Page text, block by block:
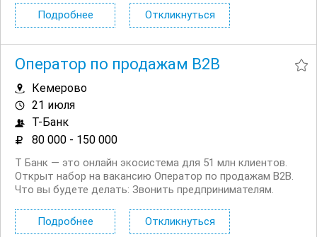
клиентами лично и по телефону. Чем предстоит
заниматься: Привлекать новых...
Подробнее Откликнуться
Оператор по продажам B2B
Кемерово
21 июля
Т-Банк
80 000 - 150 000
Т Банк — это онлайн экосистема для 51 млн клиентов.
Открыт набор на вакансию Оператор по продажам B2B.
Что вы будете делать: Звонить предпринимателям.
потребности клиентов и подбирать нужные услуги. Мы
действительно пытаемся помочь и быть...
Подробнее Откликнуться